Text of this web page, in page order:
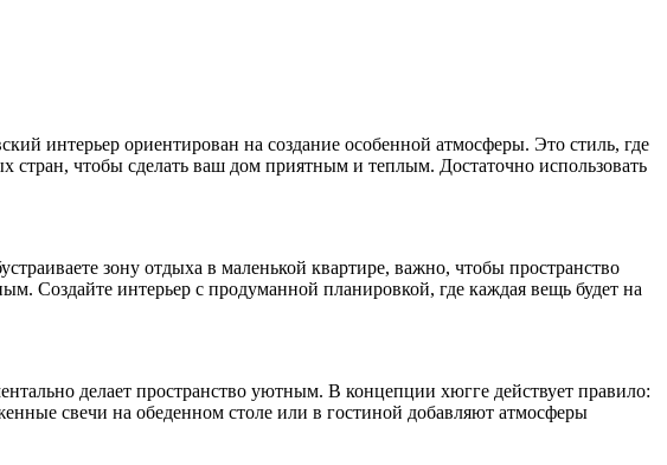
интерьер ориентирован на создание особенной атмосферы. Это стиль, где
стран, чтобы сделать ваш дом приятным и теплым. Достаточно использовать
зону отдыха в маленькой квартире, важно, чтобы пространство
интерьер с продуманной планировкой, где каждая вещь будет на
делает пространство уютным. В концепции хюгге действует правило:
свечи на обеденном столе или в гостиной добавляют атмосферы